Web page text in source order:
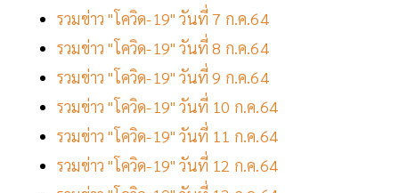
รวมข่าว "โควิด-19" วันที่ 7 ก.ค.64
รวมข่าว "โควิด-19" วันที่ 8 ก.ค.64
รวมข่าว "โควิด-19" วันที่ 9 ก.ค.64
รวมข่าว "โควิด-19" วันที่ 10 ก.ค.64
รวมข่าว "โควิด-19" วันที่ 11 ก.ค.64
รวมข่าว "โควิด-19" วันที่ 12 ก.ค.64